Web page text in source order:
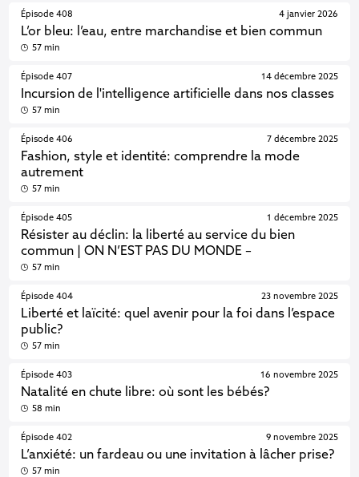
Épisode 408
L’or bleu: l’eau, entre marchandise et bien commun
4 janvier 2026
57 min
Épisode 407
Incursion de l'intelligence artificielle dans nos classes
14 décembre 2025
57 min
Épisode 406
Fashion, style et identité: comprendre la mode
autrement
7 décembre 2025
57 min
Épisode 405
Résister au déclin: la liberté au service du bien
commun | ON N’EST PAS DU MONDE –
1 décembre 2025
57 min
Épisode 404
Liberté et laïcité: quel avenir pour la foi dans l’espace
public?
23 novembre 2025
57 min
Épisode 403
Natalité en chute libre: où sont les bébés?
16 novembre 2025
58 min
Épisode 402
L’anxiété: un fardeau ou une invitation à lâcher prise?
9 novembre 2025
57 min